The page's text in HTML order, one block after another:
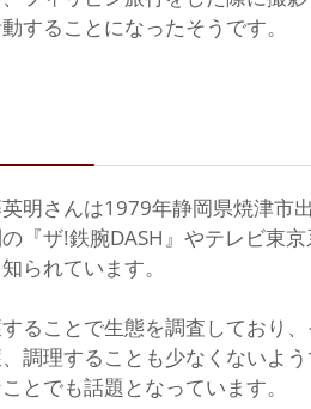
することになったそうです。
明さんは1979年静岡県焼津市
『ザ!鉄腕DASH』やテレビ東
られています。
ることで生態を調査しており
調理することも少なくないよ
とでも話題となっています。